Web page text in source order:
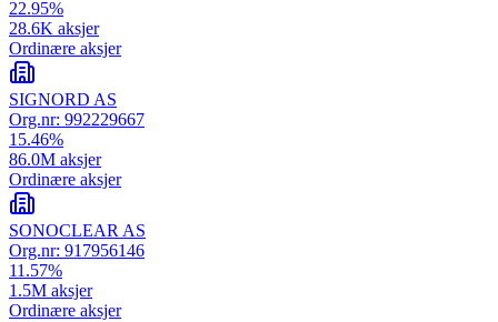
22.95%
28.6K aksjer
Ordinære aksjer
SIGNORD AS
Org.nr: 992229667
15.46%
86.0M aksjer
Ordinære aksjer
SONOCLEAR AS
Org.nr: 917956146
11.57%
1.5M aksjer
Ordinære aksjer